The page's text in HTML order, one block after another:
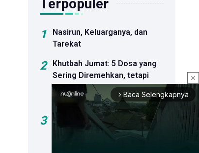
close
arrow_forward_ios Baca Selengkapnya
Terpopuler
1
Nasirun, Keluarganya, dan
Tarekat
2
Khutbah Jumat: 5 Dosa yang
Sering Diremehkan, tetapi
Berat
Pertanggungjawabannya
3
Khutbah Jumat: Bahaya Hoaks
dan Dosa Menyebar Informasi